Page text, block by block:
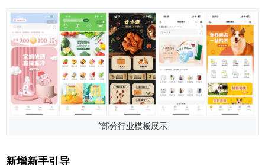
*部分行业模板展示
新增新手引导